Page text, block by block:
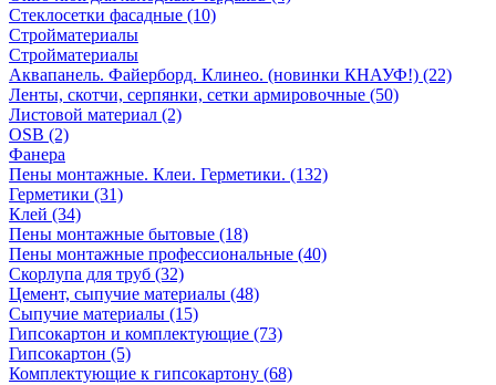
Стеклосетки фасадные (10)
Стройматериалы
Стройматериалы
Аквапанель. Файерборд. Клинео. (новинки КНАУФ!) (22)
Ленты, скотчи, серпянки, сетки армировочные (50)
Листовой материал (2)
OSB (2)
Фанера
Пены монтажные. Клеи. Герметики. (132)
Герметики (31)
Клей (34)
Пены монтажные бытовые (18)
Пены монтажные профессиональные (40)
Скорлупа для труб (32)
Цемент, сыпучие материалы (48)
Сыпучие материалы (15)
Гипсокартон и комплектующие (73)
Гипсокартон (5)
Комплектующие к гипсокартону (68)